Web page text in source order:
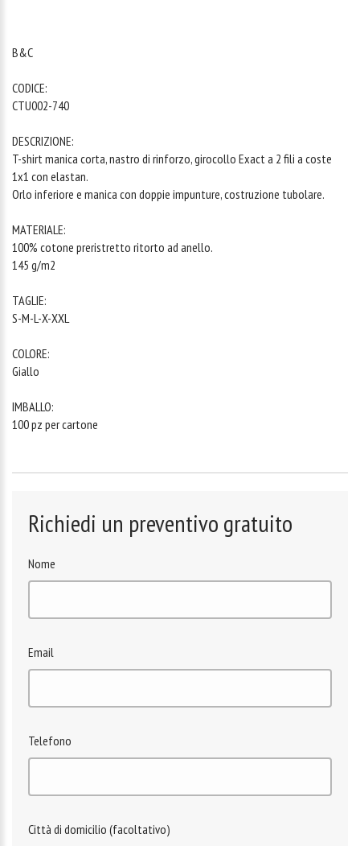
B&C
CODICE:
CTU002-740
DESCRIZIONE:
T-shirt manica corta, nastro di rinforzo, girocollo Exact a 2 fili a coste
1x1 con elastan.
Orlo inferiore e manica con doppie impunture, costruzione tubolare.
MATERIALE:
100% cotone preristretto ritorto ad anello.
145 g/m2
TAGLIE:
S-M-L-X-XXL
COLORE:
Giallo
IMBALLO:
100 pz per cartone
Richiedi un preventivo gratuito
Nome
Email
Telefono
Città di domicilio (facoltativo)